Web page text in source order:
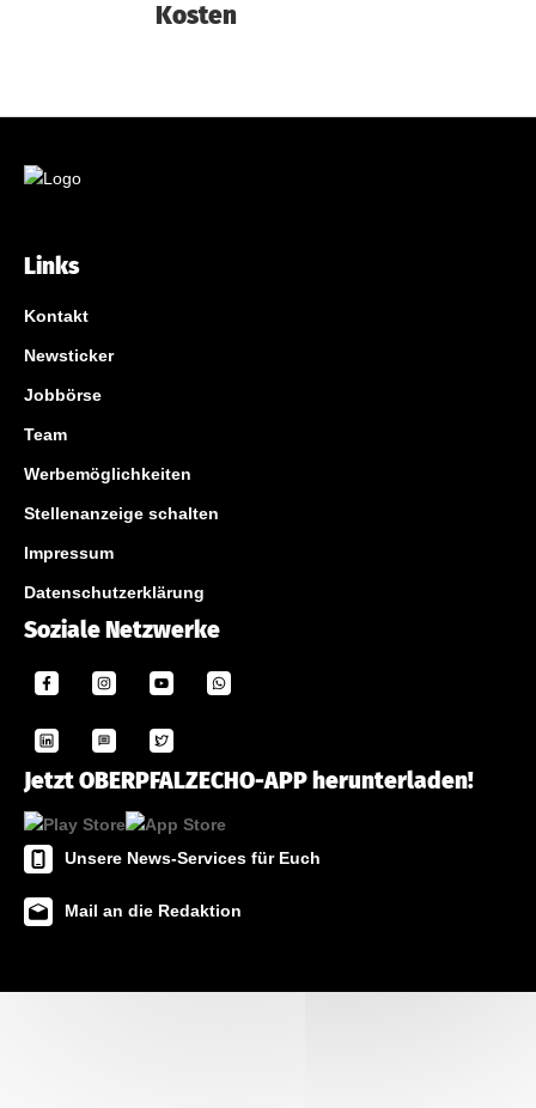
Kosten
Links
Kontakt
Newsticker
Jobbörse
Team
Werbemöglichkeiten
Stellenanzeige schalten
Impressum
Datenschutzerklärung
Soziale Netzwerke
Jetzt OBERPFALZECHO-APP herunterladen!
Unsere News-Services für Euch
Mail an die Redaktion